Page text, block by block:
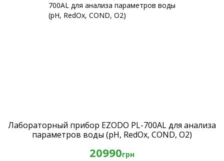
Лабораторный прибор EZODO PL-700AL для анализа
параметров воды (рН, RedOx, COND, O2)
20990грн